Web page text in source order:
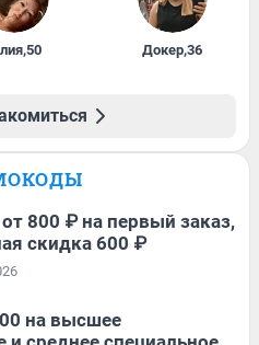
,50 Докер,36
800 ₽ на первый заказ,
скидка 600 ₽
на высшее